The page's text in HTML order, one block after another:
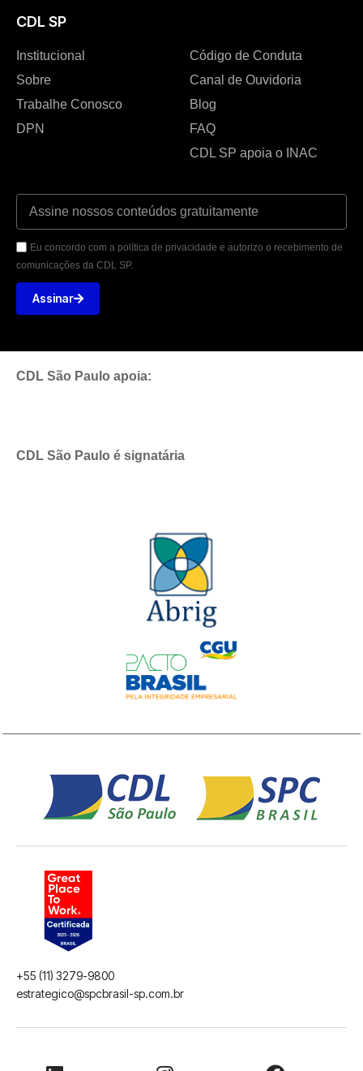
CDL SP
Institucional
Sobre
Trabalhe Conosco
DPN
Código de Conduta
Canal de Ouvidoria
Blog
FAQ
CDL SP apoia o INAC
Eu concordo com a política de privacidade e autorizo o recebimento de
comunicações da CDL SP.
Assinar
CDL São Paulo apoia:
CDL São Paulo é signatária
+55 (11) 3279-9800
estrategico@spcbrasil-sp.com.br